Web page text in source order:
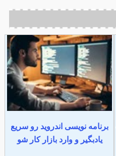
برنامه نویسی اندروید رو سریع
یادبگیر و وارد بازار کار شو